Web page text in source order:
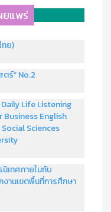
ยแพร่
ทย)
ร์” No.2
Life Listening
Business English
Sciences
เทศภายในกับ
านเขตพื้นที่การศึกษา